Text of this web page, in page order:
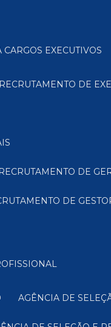
CARGOS EXECUTIVOS
RECRUTAMENTO DE
DE
DE
AGÊNCIA DE